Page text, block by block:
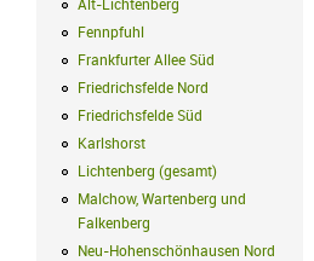
Alt-Lichtenberg Alt-Lichtenberg
Fennpfuhl
Frankfurter Allee Süd
Frankfurter
Friedrichsfelde Nord
Friedrichsfelde
Friedrichsfelde Süd
Friedrichsfelde
Karlshorst
Lichtenberg (gesamt) Lichtenberg
Malchow, Wartenberg und
Falkenberg Malchow, Wartenberg
Neu-Hohenschönhausen Nord